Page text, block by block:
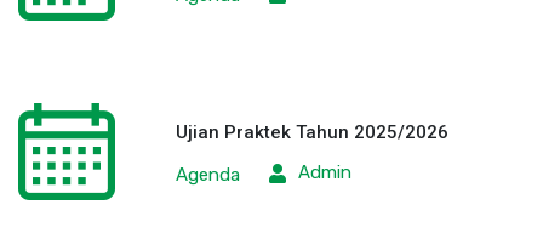
Ujian Praktek Tahun 2025/2026
Agenda
Admin